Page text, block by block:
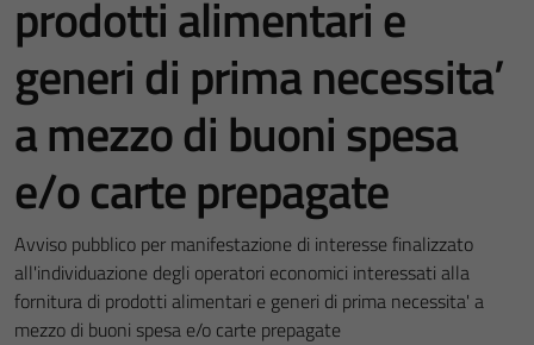
prodotti alimentari e
generi di prima necessita’
a mezzo di buoni spesa
e/o carte prepagate
Avviso pubblico per manifestazione di interesse finalizzato
all'individuazione degli operatori economici interessati alla
fornitura di prodotti alimentari e generi di prima necessita' a
mezzo di buoni spesa e/o carte prepagate